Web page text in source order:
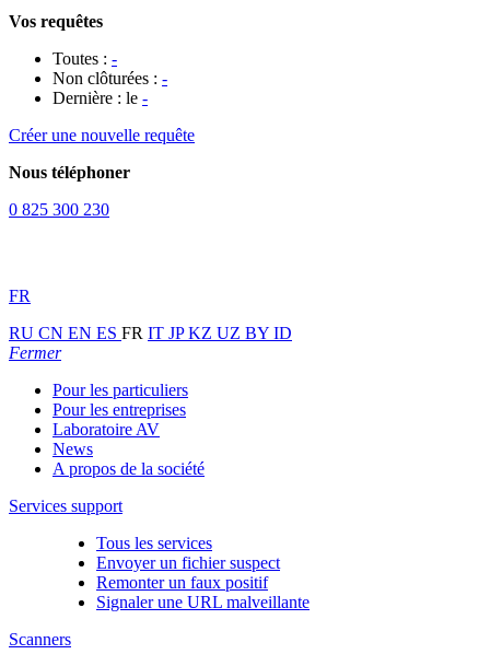
Vos requêtes
Toutes : -
Non clôturées : -
Dernière : le -
Créer une nouvelle requête
Nous téléphoner
0 825 300 230
FR
RU CN EN ES FR IT JPKZ UZ BY ID
Fermer
Pour les particuliers
Pour les entreprises
Laboratoire AV
News
A propos de la société
Services support
Tous les services
Envoyer un fichier suspect
Remonter un faux positif
Signaler une URL malveillante
Scanners